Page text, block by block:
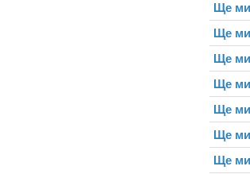
Ще ми
Ще ми
Ще ми
Ще ми
Ще ми
Ще ми
Ще ми